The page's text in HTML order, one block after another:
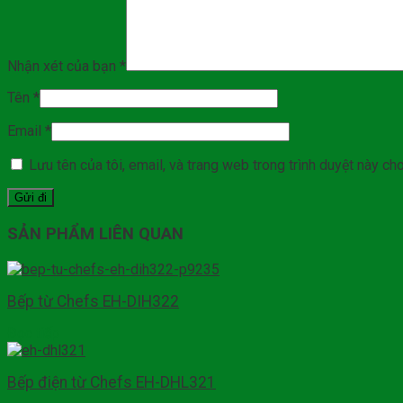
Nhận xét của bạn *
Tên *
Email *
Lưu tên của tôi, email, và trang web trong trình duyệt này
SẢN PHẨM LIÊN QUAN
Bếp từ Chefs EH-DIH322
Bếp điện từ Chefs EH-DHL321